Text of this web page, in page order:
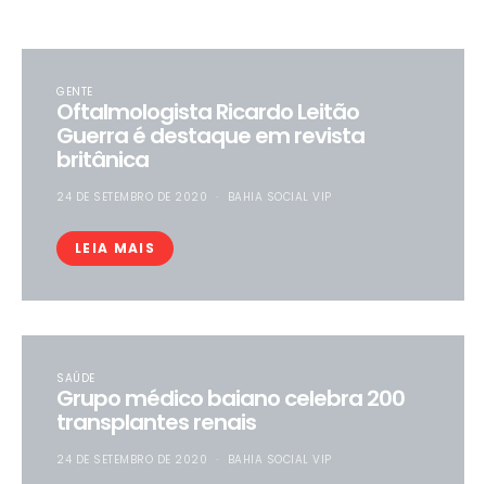
GENTE
Oftalmologista Ricardo Leitão
Guerra é destaque em revista
britânica
24 DE SETEMBRO DE 2020 BAHIA SOCIAL VIP
LEIA MAIS
SAÚDE
Grupo médico baiano celebra 200
transplantes renais
24 DE SETEMBRO DE 2020 BAHIA SOCIAL VIP